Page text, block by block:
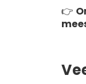
👉